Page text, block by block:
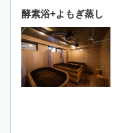
酵素浴+よもぎ蒸し